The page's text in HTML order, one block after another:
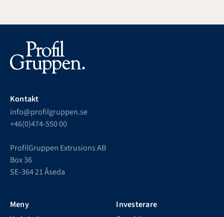
Kontakt
info@profilgruppen.se
+46(0)474-550 00
ProfilGruppen Extrusions AB
Box 36
SE-364 21 Åseda
Meny
Investerare